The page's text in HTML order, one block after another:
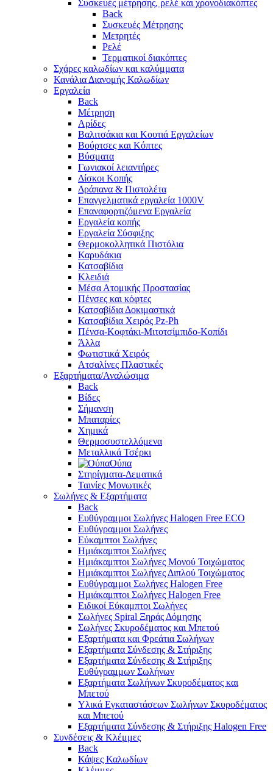
Συσκευές μέτρησης, ρελέ και χρονοδιακόπτες
Back
Συσκευές Μέτρησης
Μετρητές
Ρελέ
Τερματικοί διακόπτες
Σχάρες καλωδίων και καλύμματα
Κανάλια Διανομής Καλωδίων
Εργαλεία
Back
Μέτρηση
Αρίδες
Βαλιτσάκια και Κουτιά Εργαλείων
Βούρτσες και Κόπτες
Βύσματα
Γωνιακοί λειαντήρες
Δίσκοι Κοπής
Δράπανα & Πιστολέτα
Επαγγελματικά εργαλεία 1000V
Επαναφορτιζόμενα Εργαλεία
Εργαλεία κοπής
Εργαλεία Σύσφιξης
Θερμοκολλητικά Πιστόλια
Καρυδάκια
Κατσαβίδια
Κλειδιά
Μέσα Ατομικής Προστασίας
Πένσες και κόφτες
Κατσαβίδια Δοκιμαστικά
Κατσαβίδια Χειρός Pz-Ph
Πένσα-Κοφτάκι-Μιτοτσίμπιδο-Κοπίδι
Άλλα
Φωτιστικά Χειρός
Ατσαλίνες Πλαστικές
Εξαρτήματα/Αναλώσιμα
Back
Βίδες
Σήμανση
Μπαταρίες
Χημικά
Θερμοσυστελλόμενα
Μεταλλικά Τσέρκι
Ούπα
Στηρίγματα-Δεματικά
Ταινίες Μονωτικές
Σωλήνες & Εξαρτήματα
Back
Ευθύγραμμοι Σωλήνες Halogen Free ECO
Ευθύγραμμοι Σωλήνες
Εύκαμπτοι Σωλήνες
Ημιάκαμπτοι Σωλήνες
Ημιάκαμπτοι Σωλήνες Μονού Τοιχώματος
Ημιάκαμπτοι Σωλήνες Διπλού Τοιχώματος
Ευθύγραμμοι Σωλήνες Halogen Free
Ημιάκαμπτοι Σωλήνες Halogen Free
Ειδικοί Εύκαμπτοι Σωλήνες
Σωλήνες Spiral Ξηράς Δόμησης
Σωλήνες Σκυροδέματος και Μπετού
Εξαρτήματα και Φρεάτια Σωλήνων
Εξαρτήματα Σύνδεσης & Στήριξης
Εξαρτήματα Σύνδεσης & Στήριξης
Ευθύγραμμων Σωλήνων
Εξαρτήματα Σωλήνων Σκυροδέματος και
Μπετού
Υλικά Εγκαταστάσεων Σωλήνων Σκυροδέματος
και Μπετού
Εξαρτήματα Σύνδεσης & Στήριξης Halogen Free
Συνδέσεις & Κλέμμες
Back
Κάψες Καλωδίων